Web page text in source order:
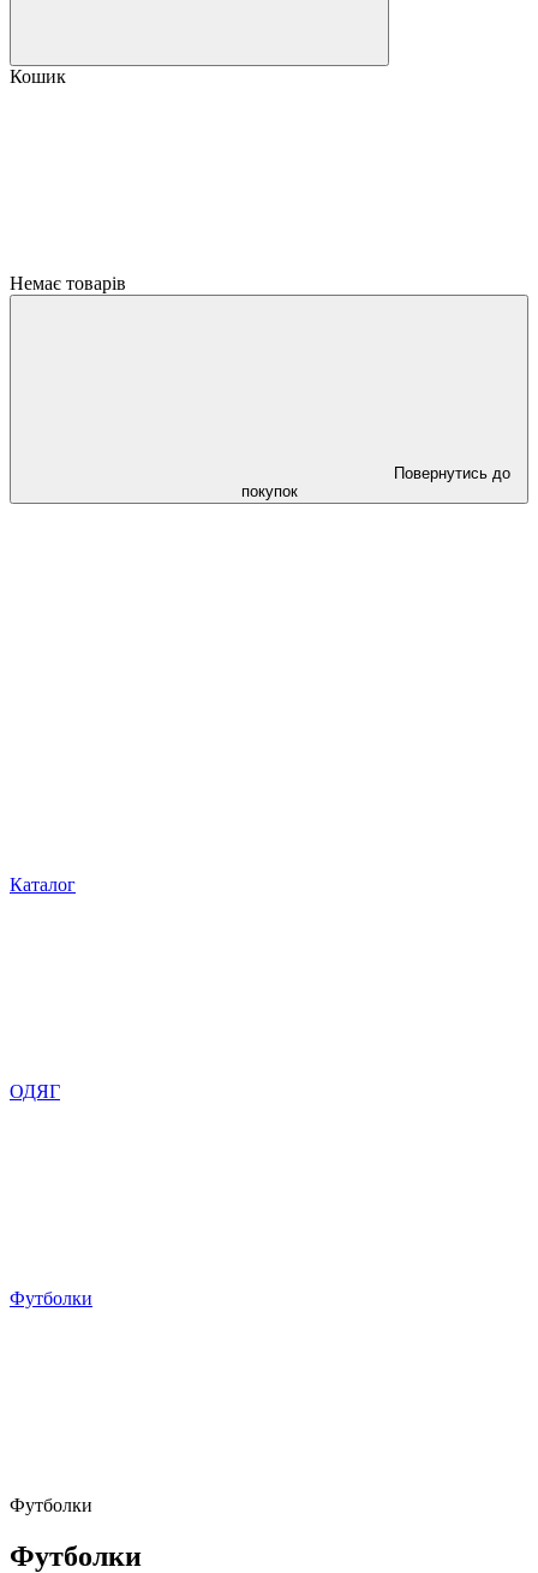
Кошик
Немає товарів
Повернутись до
покупок
Каталог
ОДЯГ
Футболки
Футболки
Футболки